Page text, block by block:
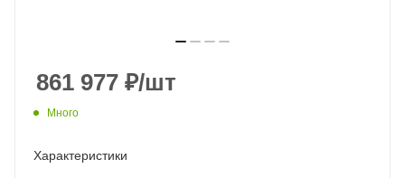
861 977 ₽/шт
Много
Характеристики